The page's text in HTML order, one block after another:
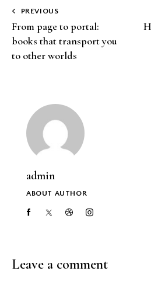
PREVIOUS
From page to portal:
books that transport you
to other worlds
admin
ABOUT AUTHOR
Leave a comment